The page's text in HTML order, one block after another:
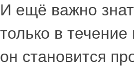
И ещё важно
только в
он становится